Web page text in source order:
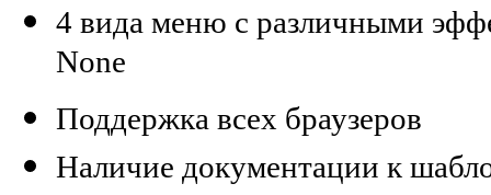
4 вида меню с различными
None
Поддержка всех браузеров
Наличие документации к